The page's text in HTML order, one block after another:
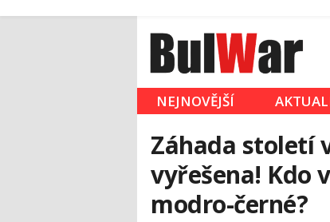
NEJNOVĚJŠÍ
Záhada století
vyřešena! Kdo
modro-černé?